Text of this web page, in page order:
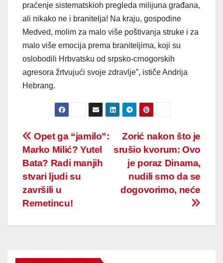
praćenje sistematskioh pregleda milijuna građana,
ali nikako ne i branitelja! Na kraju, gospodine
Medved, molim za malo više poštivanja struke i za
malo više emocija prema braniteljima, koji su
oslobodili Hrbvatsku od srpsko-crnogorskih
agresora žrtvujući svoje zdravlje”, ističe Andrija
Hebrang.
Post
navigation
Zorić nakon što je
srušio kvorum: Ovo
je poraz Dinama,
nudili smo da se
dogovorimo, neće
Opet ga “jamilo”:
Marko Milić? Yutel
Bata? Radi manjih
stvari ljudi su
završili u
Remetincu!